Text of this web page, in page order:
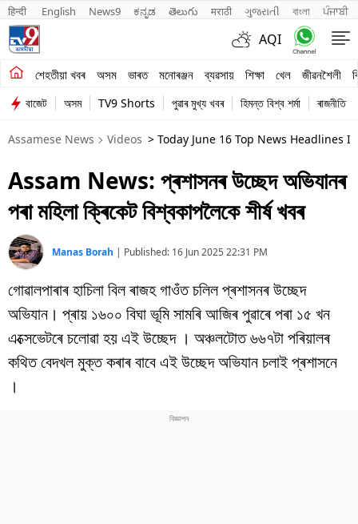
हिन्दी English News9 ಕನ್ನಡ తెలుగు मराठी ગુજરાતી বাংলা ਪੰਜਾਬੀ
AQI
শেহতীয়া খবৰ অসম ভাৰত মনোৰঞ্জন ব্যৱসায় শিক্ষা খেল জীৱনশৈলী
শেহতীয়া খবৰ
অসম
ভাৰত
মনোৰঞ্জন
ব্যৱসায়
শিক্ষা
খেল
জীৱনশৈলী
বিশ্ব
বাজেট অসম TV9 Shorts পুৱাৰ মুখ্য খবৰ হিমন্ত বিশ্ব শৰ্মা ৰাজনীতি
Assamese News Videos > Today June 16 Top News Headlines
Assam News: প্ৰশাসনৰ উচ্ছেদ অভিযানৰ
পৰা মহিলা ক্ৰিকেট বিশ্বকাপলৈকে শীৰ্ষ খবৰ
Manas Borah | Published: 16 Jun 2025 22:31 PM
গোৱালপাৰাৰ হাচিলা বিল ৰাজহ গাওঁত চলিল প্ৰশাসনৰ উচ্ছেদ
অভিযান। প্ৰায় ১৬০০ বিঘা ভূমি সামৰি আজিৰ পুৱাৰে পৰা ১৫ খন
এক্সেভেটৰে চলোৱা হয় এই উচ্ছেদ । অঞ্চলটোত ৬৬৭টা পৰিয়ালৰ
কথিত বেদখল মুক্ত কৰাৰ বাবে এই উচ্ছেদ অভিযান চলাই প্ৰশাসনে
।